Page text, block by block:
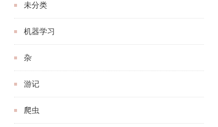
未分类
机器学习
杂
游记
爬虫